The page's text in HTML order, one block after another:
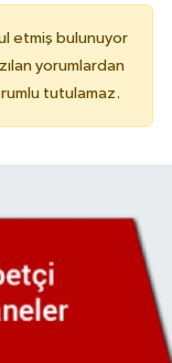
etmiş bulunuyor
yorumlardan
tutulamaz.